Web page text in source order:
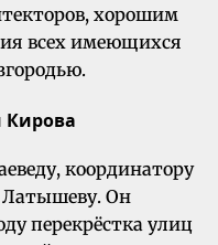
хорошим
всех имеющихся
Кирова
координатору
Он
перекрёстка улиц